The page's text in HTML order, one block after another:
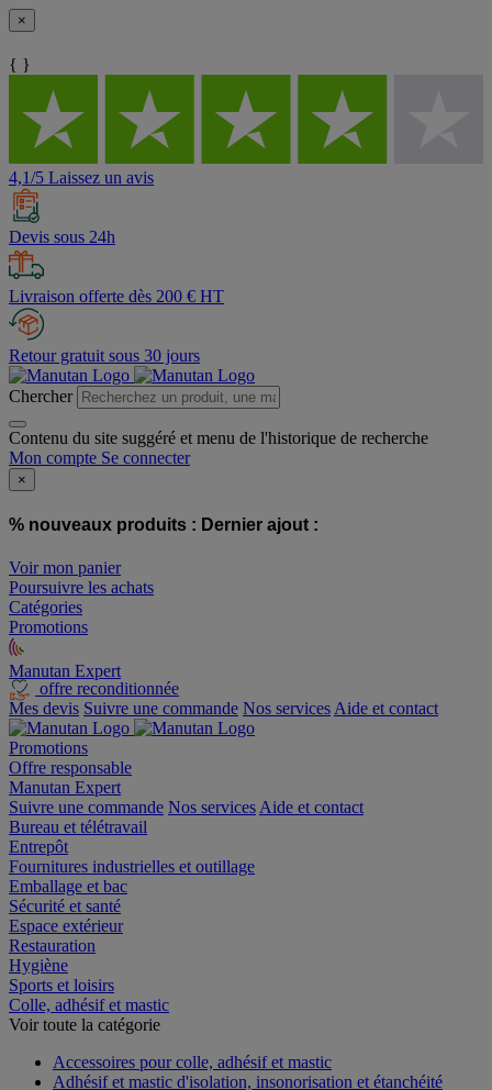
×
{ }
4,1/5 Laissez un avis
Devis sous 24h
Livraison offerte dès 200 € HT
Retour gratuit sous 30 jours
Chercher
Contenu du site suggéré et menu de l'historique de recherche
Mon compte Se connecter
×
% nouveaux produits : Dernier ajout :
Voir mon panier
Poursuivre les achats
Catégories
Promotions
Manutan Expert
offre reconditionnée
Mes devis Suivre une commande Nos services Aide et contact
Promotions
Offre responsable
Manutan Expert
Suivre une commande Nos services Aide et contact
Bureau et télétravail
Entrepôt
Fournitures industrielles et outillage
Emballage et bac
Sécurité et santé
Espace extérieur
Restauration
Hygiène
Sports et loisirs
Colle, adhésif et mastic
Voir toute la catégorie
Accessoires pour colle, adhésif et mastic
Adhésif et mastic d'isolation, insonorisation et étanchéité